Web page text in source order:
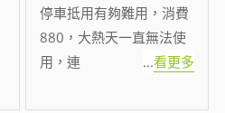
停車抵用有夠難用，消費
880，大熱天一直無法使
用，連
...看更多